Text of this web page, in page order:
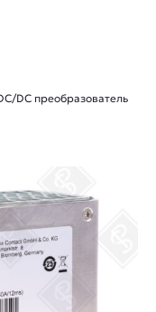
DC преобразователь